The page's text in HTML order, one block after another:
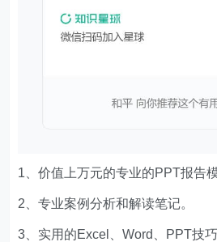
1、价值上万元的专业的PPT报告模
2、专业案例分析和解读笔记。
3、实用的Excel、Word、PPT技巧